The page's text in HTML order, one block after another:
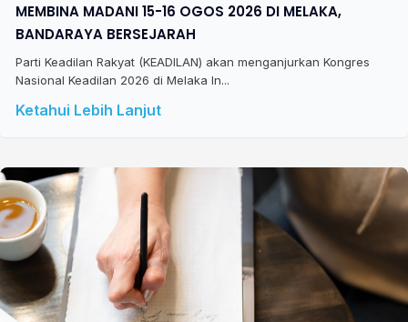
MEMBINA MADANI 15-16 OGOS 2026 DI MELAKA,
BANDARAYA BERSEJARAH
Parti Keadilan Rakyat (KEADILAN) akan menganjurkan Kongres
Nasional Keadilan 2026 di Melaka In...
Ketahui Lebih Lanjut